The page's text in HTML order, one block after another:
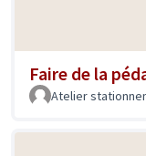
Faire de la
Atelier